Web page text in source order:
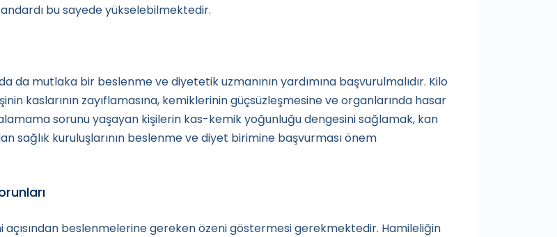
bu sayede yükselebilmektedir.
da mutlaka bir beslenme ve diyetetik uzmanının yardımına başvurulmalıdır. Kilo
kaslarının zayıflamasına, kemiklerinin güçsüzleşmesine ve organlarında hasar
sorunu yaşayan kişilerin kas-kemik yoğunluğu dengesini sağlamak, kan
sağlık kuruluşlarının beslenme ve diyet birimine başvurması önem
açısından beslenmelerine gereken özeni göstermesi gerekmektedir. Hamileliğin